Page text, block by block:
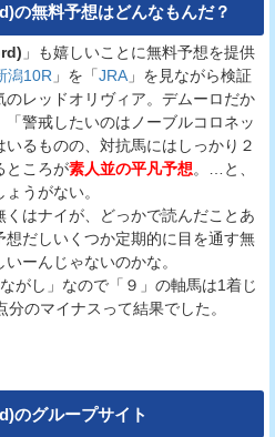
の無料予想はどんなもんだ？
」も嬉しいことに無料予想を提供
潟10R 」を「JRA 」を見ながら検証
レッドオリヴィア。デムーロだか
警戒したいのはノーブルコロネッ
いるものの、対抗馬にはしっかり２
ところが素人並の平凡予想。…と、
うがない。
はナイが、どっかで読んだことあ
だしいくつか定期的に目を通す無
ーんじゃないのかな。
がし」なので「９」の軸馬は1着じ
のマイナスって結果でした。
のグループサイト